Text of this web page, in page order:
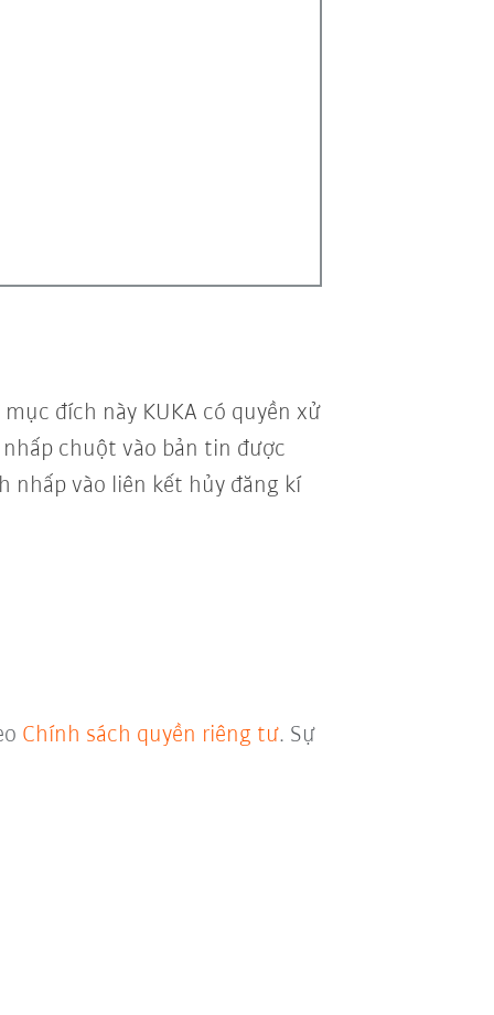
đích này KUKA có quyền xử
chuột vào bản tin được
nhấp vào liên kết hủy đăng kí
Chính sách quyền riêng tư. Sự